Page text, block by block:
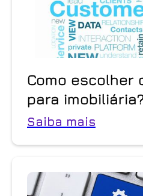
Como escolher
para
Saiba mais